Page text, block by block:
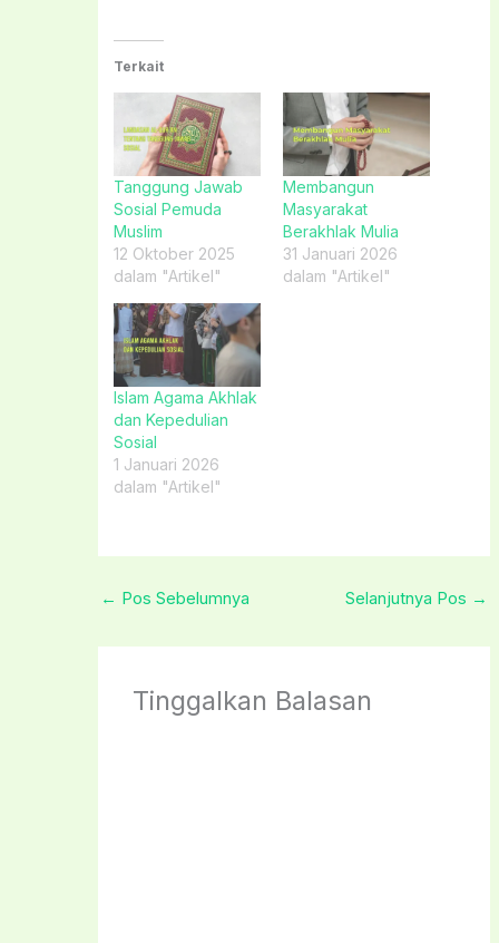
Terkait
Tanggung Jawab
Sosial Pemuda
Muslim
12 Oktober 2025
dalam "Artikel"
Membangun
Masyarakat
Berakhlak Mulia
31 Januari 2026
dalam "Artikel"
Islam Agama Akhlak
dan Kepedulian
Sosial
1 Januari 2026
dalam "Artikel"
← Pos Sebelumnya Selanjutnya Pos →
Tinggalkan Balasan